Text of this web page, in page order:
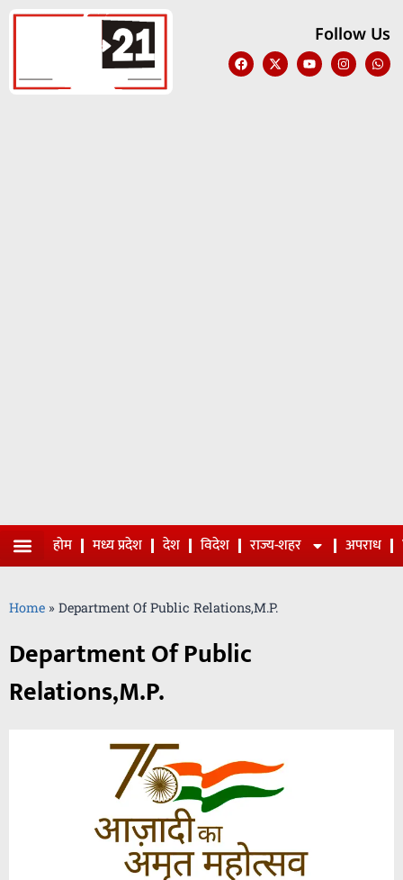
Follow Us
होम मध्य प्रदेश देश विदेश राज्य-शहर अपराध
Home » Department Of Public Relations,M.P.
Department Of Public
Relations,M.P.